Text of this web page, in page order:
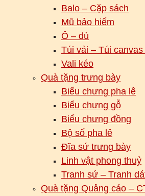
Balo – Cặp sách
Mũ bảo hiểm
Ô – dù
Túi vải – Túi
Vali kéo
Quà tặng trưng bày
Biểu chưng pha lê
Biểu chưng gỗ
Biểu chưng đồng
Bộ số pha lê
Đĩa sứ trưng bày
Linh vật phong thuỷ
Tranh sứ – Tranh
Quà tặng Quảng cáo –